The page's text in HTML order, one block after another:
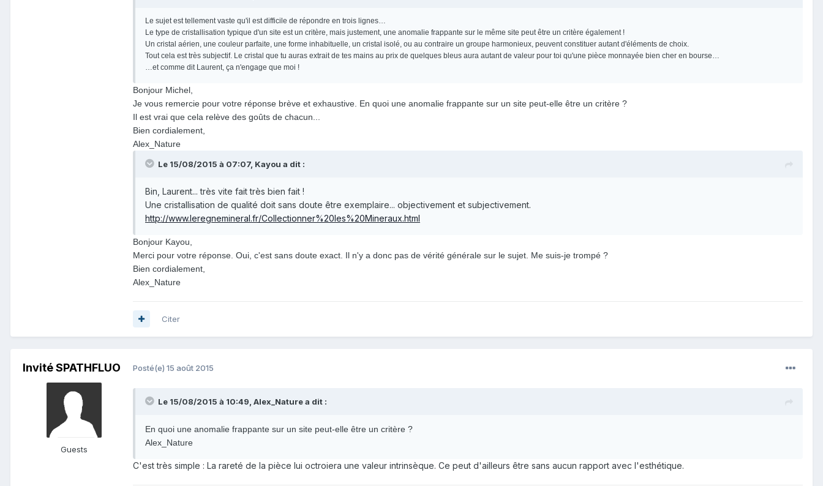
Le sujet est tellement vaste qu'il est difficile de répondre en trois lignes…
Le type de cristallisation typique d'un site est un critère, mais justement, une anomalie frappante sur le même site peut être un critère également !
Un cristal aérien, une couleur parfaite, une forme inhabituelle, un cristal isolé, ou au contraire un groupe harmonieux, peuvent constituer autant d'éléments de choix.
Tout cela est très subjectif. Le cristal que tu auras extrait de tes mains au prix de quelques bleus aura autant de valeur pour toi qu'une pièce monnayée bien cher en bourse…
…et comme dit Laurent, ça n'engage que moi !
Bonjour Michel,
Je vous remercie pour votre réponse brève et exhaustive. En quoi une anomalie frappante sur un site peut-elle être un critère ?
Il est vrai que cela relève des goûts de chacun...
Bien cordialement,
Alex_Nature
Le 15/08/2015 à 07:07, Kayou a dit :
Bin, Laurent... très vite fait très bien fait !
Une cristallisation de qualité doit sans doute être exemplaire... objectivement et subjectivement.
http://www.leregnemineral.fr/Collectionner%20les%20Mineraux.html
Bonjour Kayou,
Merci pour votre réponse. Oui, c'est sans doute exact. Il n'y a donc pas de vérité générale sur le sujet. Me suis-je trompé ?
Bien cordialement,
Alex_Nature
Citer
Invité SPATHFLUO
Guests
Posté(e) 15 août 2015
Le 15/08/2015 à 10:49, Alex_Nature a dit :
En quoi une anomalie frappante sur un site peut-elle être un critère ?
Alex_Nature
C'est très simple : La rareté de la pièce lui octroiera une valeur intrinsèque. Ce peut d'ailleurs être sans aucun rapport avec l'esthétique.